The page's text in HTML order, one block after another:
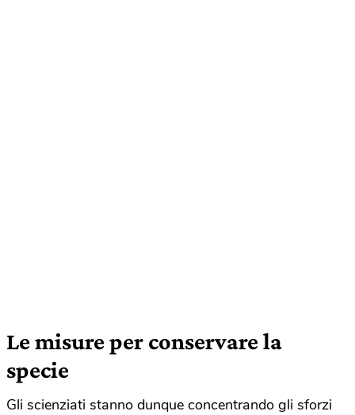
Le misure per conservare la
specie
Gli scienziati stanno dunque concentrando gli sforzi